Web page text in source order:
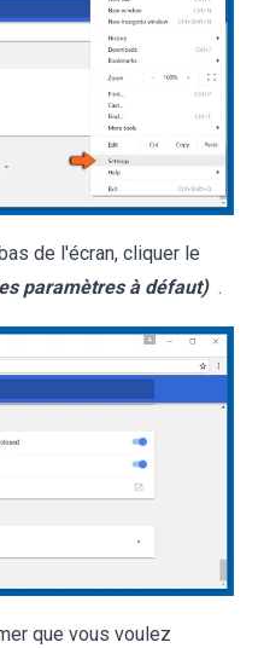
de l'écran, cliquer le
paramètres à défaut) .
que vous voulez